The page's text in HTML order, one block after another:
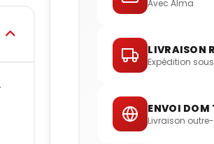
Avec Alma
LIVRAISON
Expédition
ENVOI DOM
Livraison